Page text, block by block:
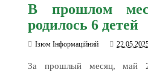
В прошлом
родилось 6 детей
Ізюм Інформаційний
За прошлый месяц, май